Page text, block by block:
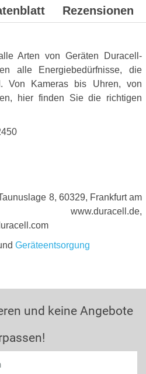
Rezensionen
Arten von Geräten Duracell-
alle Energiebedürfnisse, die
Von Kameras bis Uhren, von
hier finden Sie die richtigen
8, 60329, Frankfurt am
Geräteentsorgung
und keine Angebote